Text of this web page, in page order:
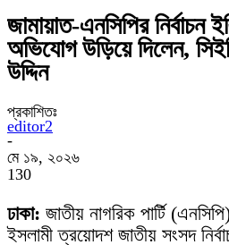
জামায়াত-এনসিপির নির্বাচন
অভিযোগ উড়িয়ে দিলেন,
উদ্দিন
প্রকাশিতঃ
editor2
-
মে ১৯, ২০২৬
130
ঢাকা: জাতীয় নাগরিক পার্টি
ইসলামী ত্রয়োদশ জাতীয় সংসদ